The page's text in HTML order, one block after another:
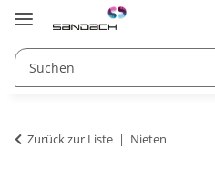
Zurück zur Liste Nieten